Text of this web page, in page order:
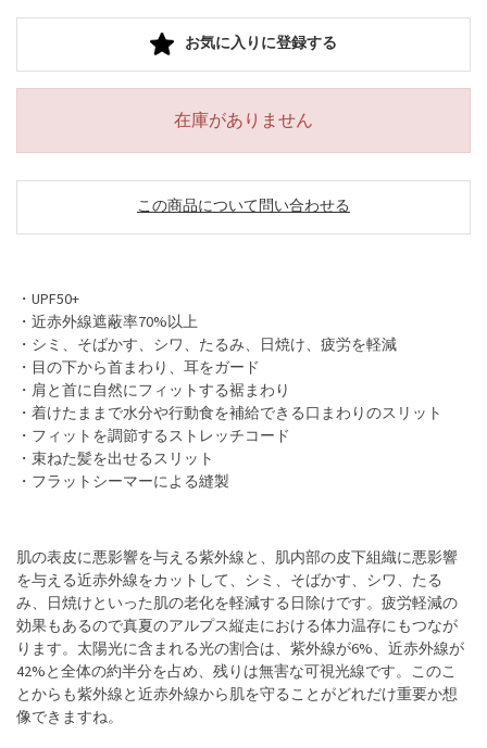
お気に入りに登録する
在庫がありません
この商品について問い合わせる
・UPF50+
・近赤外線遮蔽率70%以上
・シミ、そばかす、シワ、たるみ、日焼け、疲労を軽減
・目の下から首まわり、耳をガード
・肩と首に自然にフィットする裾まわり
・着けたままで水分や行動食を補給できる口まわりのスリット
・フィットを調節するストレッチコード
・束ねた髪を出せるスリット
・フラットシーマーによる縫製
肌の表皮に悪影響を与える紫外線と、肌内部の皮下組織に悪影響
を与える近赤外線をカットして、シミ、そばかす、シワ、たる
み、日焼けといった肌の老化を軽減する日除けです。疲労軽減の
効果もあるので真夏のアルプス縦走における体力温存にもつなが
ります。太陽光に含まれる光の割合は、紫外線が6%、近赤外線が
42%と全体の約半分を占め、残りは無害な可視光線です。このこ
とからも紫外線と近赤外線から肌を守ることがどれだけ重要か想
像できますね。